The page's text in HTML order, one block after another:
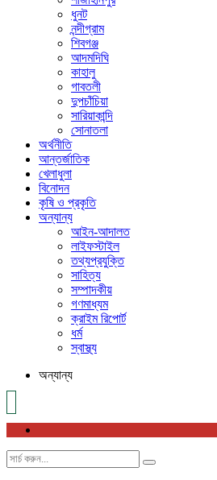
ধুনট
নন্দীগ্রাম
শিবগঞ্জ
আদমদিঘি
কাহালু
গাবতলী
দুপচাঁচিয়া
সারিয়াকান্দি
সোনাতলা
অর্থনীতি
আন্তর্জাতিক
খেলাধুলা
বিনোদন
কৃষি ও প্রকৃতি
অন্যান্য
আইন-আদালত
লাইফস্টাইল
তথ্যপ্রযুক্তি
সাহিত্য
সম্পাদকীয়
গণমাধ্যম
ক্রাইম রিপোর্ট
ধর্ম
স্বাস্থ্য
অন্যান্য